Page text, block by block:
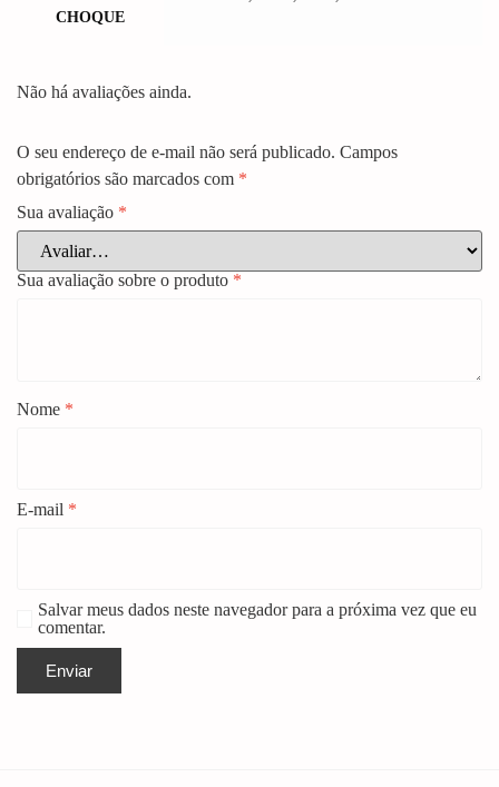
CHOQUE
Não há avaliações ainda.
O seu endereço de e-mail não será publicado. Campos
obrigatórios são marcados com *
Sua avaliação *
Sua avaliação sobre o produto *
Nome *
E-mail *
Salvar meus dados neste navegador para a próxima vez que eu
comentar.